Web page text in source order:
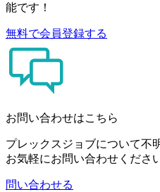
能です！
無料で会員登録する
お問い合わせはこちら
プレックスジョブについて不
お気軽にお問い合わせください
問い合わせる